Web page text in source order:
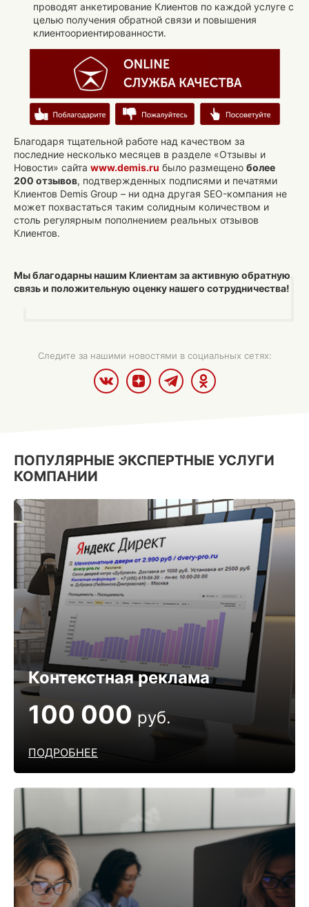
проводят анкетирование Клиентов по каждой услуге с
целью получения обратной связи и повышения
клиентоориентированности.
Благодаря тщательной работе над качеством за
последние несколько месяцев в разделе «Отзывы и
Новости» сайта www.demis.ru было размещено более
200 отзывов, подтвержденных подписями и печатями
Клиентов Demis Group – ни одна другая SEO-компания не
может похвастаться таким солидным количеством и
столь регулярным пополнением реальных отзывов
Клиентов.
Мы благодарны нашим Клиентам за активную обратную
связь и положительную оценку нашего сотрудничества!
Следите за нашими новостями в социальных сетях:
ПОПУЛЯРНЫЕ ЭКСПЕРТНЫЕ УСЛУГИ
КОМПАНИИ
Контекстная реклама
ПОДРОБНЕЕ
100 000 руб.